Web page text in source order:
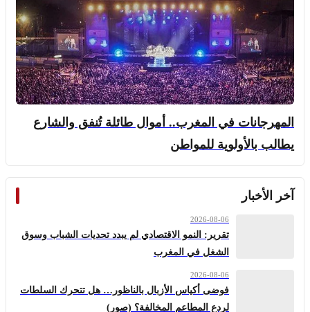
المهرجانات في المغرب.. أموال طائلة تُنفق والشارع
يطالب بالأولوية للمواطن
آخر الأخبار
2026-08-06
تقرير: النمو الاقتصادي لم يبدد تحديات الشباب وسوق
الشغل في المغرب
2026-08-06
فوضى أكياس الأزبال بالناظور… هل تتحرك السلطات
لردع المطاعم المخالفة؟ (صور)